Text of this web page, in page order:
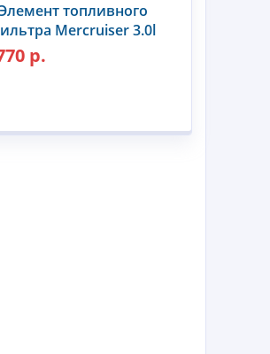
топливного
Mercruiser 3.0l
р.